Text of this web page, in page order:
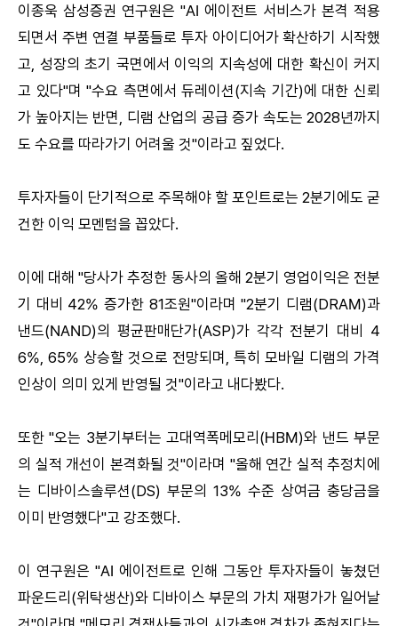
이종욱 삼성증권 연구원은 "AI 에이전트 서비스가 본격 적용
되면서 주변 연결 부품들로 투자 아이디어가 확산하기 시작했
고, 성장의 초기 국면에서 이익의 지속성에 대한 확신이 커지
고 있다"며 "수요 측면에서 듀레이션(지속 기간)에 대한 신뢰
가 높아지는 반면, 디램 산업의 공급 증가 속도는 2028년까지
도 수요를 따라가기 어려울 것"이라고 짚었다.
투자자들이 단기적으로 주목해야 할 포인트로는 2분기에도 굳
건한 이익 모멘텀을 꼽았다.
이에 대해 "당사가 추정한 동사의 올해 2분기 영업이익은 전분
기 대비 42% 증가한 81조원"이라며 "2분기 디램(DRAM)과
낸드(NAND)의 평균판매단가(ASP)가 각각 전분기 대비 4
6%, 65% 상승할 것으로 전망되며, 특히 모바일 디램의 가격
인상이 의미 있게 반영될 것"이라고 내다봤다.
또한 "오는 3분기부터는 고대역폭메모리(HBM)와 낸드 부문
의 실적 개선이 본격화될 것"이라며 "올해 연간 실적 추정치에
는 디바이스솔루션(DS) 부문의 13% 수준 상여금 충당금을
이미 반영했다"고 강조했다.
이 연구원은 "AI 에이전트로 인해 그동안 투자자들이 놓쳤던
파운드리(위탁생산)와 디바이스 부문의 가치 재평가가 일어날